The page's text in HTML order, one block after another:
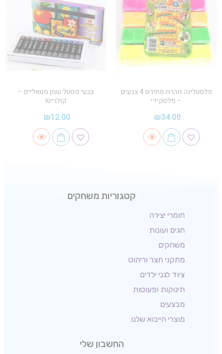
פלסטלינה זוהרת מתירס 4 צבעים
– פלסקידי
₪34.00
צבעי פסטל שמן מטאליים –
קולריטו
₪12.00
קטגוריות משחקים
חומרי יצירה
חגים ועונות
משחקים
מתקני חצר וריהוט
ציוד לגני ילדים
תינוקות ופעוטות
מבצעים
מוצרי הייבוא שלנו
החשבון שלי